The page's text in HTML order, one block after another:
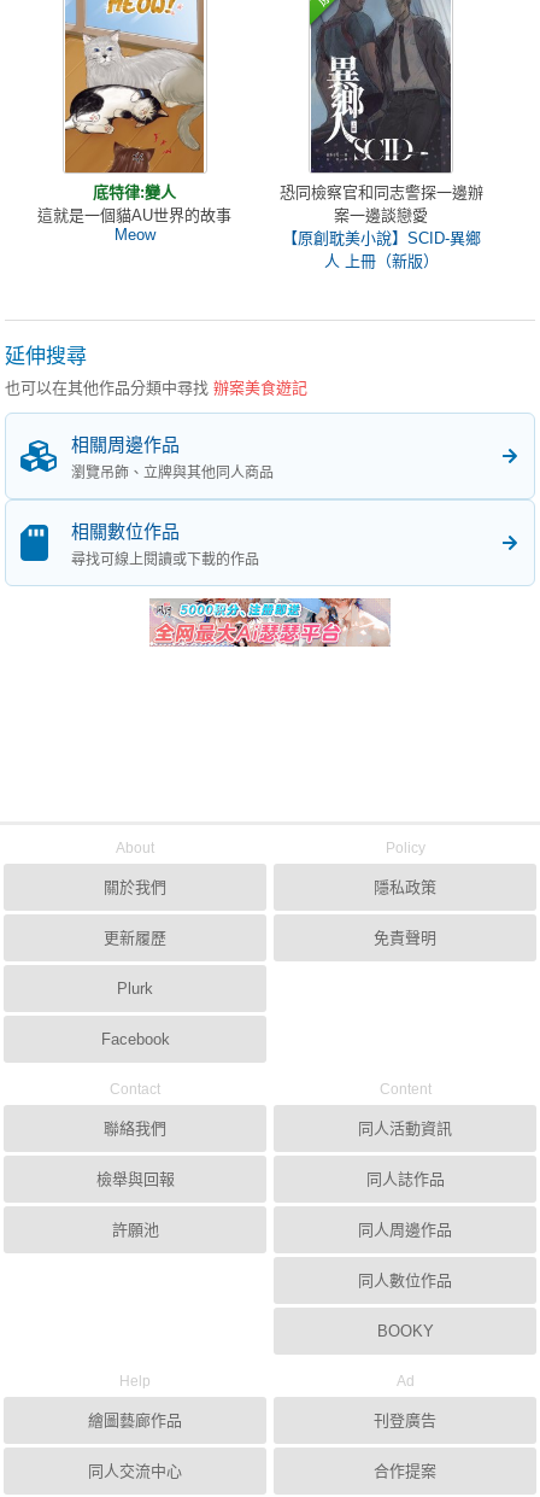
底特律:變人
這就是一個貓AU世界的故事
Meow
恐同檢察官和同志警探一邊辦
案一邊談戀愛
【原創耽美小說】SCID-異鄉
人 上冊（新版）
延伸搜尋
也可以在其他作品分類中尋找辦案美食遊記
相關周邊作品
瀏覽吊飾、立牌與其他同人商品
相關數位作品
尋找可線上閱讀或下載的作品
About
關於我們
更新履歷
Plurk
Facebook
Policy
隱私政策
免責聲明
Contact
聯絡我們
檢舉與回報
許願池
Content
同人活動資訊
同人誌作品
同人周邊作品
同人數位作品
BOOKY
Help
繪圖藝廊作品
同人交流中心
Ad
刊登廣告
合作提案